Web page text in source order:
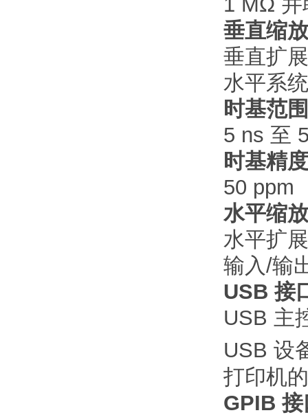
垂直缩放
垂直扩
水平系
时基范围
5 ns 至
时基精度
50 ppm
水平缩放
水平扩
输入/输
USB 接
USB 主
USB 设
打印机
GPIB 接